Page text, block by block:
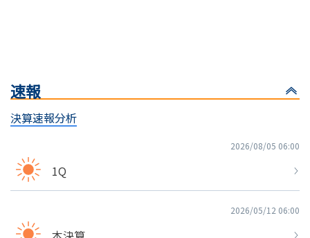
速報
決算速報分析
2026/08/05 06:00
1Q
2026/05/12 06:00